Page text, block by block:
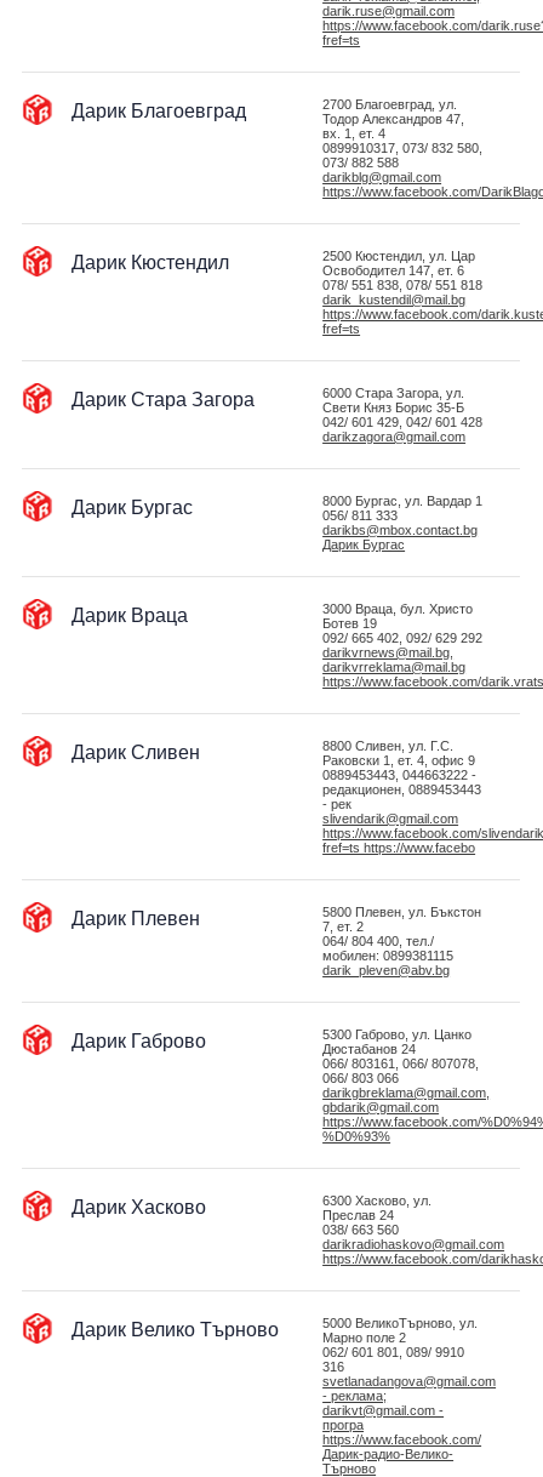
darik.ruse@gmail.com
https://www.facebook.com/
fref=ts
Дарик Благоевград
2700 Благоевград, ул.
Тодор Александров 47,
вх. 1, ет. 4
0899910317, 073/ 832 580,
073/ 882 588
darikblg@gmail.com
https://www.facebook.com/
Дарик Кюстендил
2500 Кюстендил, ул. Цар
Освободител 147, ет. 6
078/ 551 838, 078/ 551 818
darik_kustendil@mail.bg
https://www.facebook.com/
fref=ts
Дарик Стара Загора
6000 Стара Загора, ул.
Свети Княз Борис 35-Б
042/ 601 429, 042/ 601 428
darikzagora@gmail.com
Дарик Бургас
8000 Бургас, ул. Вардар 1
056/ 811 333
darikbs@mbox.contact.bg
Дарик Бургас
Дарик Враца
3000 Враца, бул. Христо
Ботев 19
092/ 665 402, 092/ 629 292
darikvrnews@mail.bg,
darikvrreklama@mail.bg
https://www.facebook.com/
Дарик Сливен
8800 Сливен, ул. Г.С.
Раковски 1, ет. 4, офис 9
0889453443, 044663222 -
редакционен, 0889453443
- рек
slivendarik@gmail.com
https://www.facebook.com/
fref=ts https://www.facebo
Дарик Плевен
5800 Плевен, ул. Бъкстон
7, ет. 2
064/ 804 400, тел./
мобилен: 0899381115
darik_pleven@abv.bg
Дарик Габрово
5300 Габрово, ул. Цанко
Дюстабанов 24
066/ 803161, 066/ 807078,
066/ 803 066
darikgbreklama@gmail.com,
gbdarik@gmail.com
https://www.facebook.com/
%D0%93%
Дарик Хасково
6300 Хасково, ул.
Преслав 24
038/ 663 560
darikradiohaskovo@gmail.com
https://www.facebook.com/
Дарик Велико Търново
5000 ВеликоТърново, ул.
Марно поле 2
062/ 601 801, 089/ 9910
316
svetlanadangova@gmail.com
- реклама;
darikvt@gmail.com -
програ
https://www.facebook.com/
Дарик-радио-Велико-
Търново